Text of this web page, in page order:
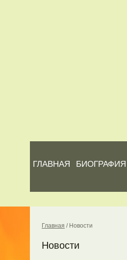
ГЛАВНАЯ БИОГРАФИЯ
Главная / Новости
Новости